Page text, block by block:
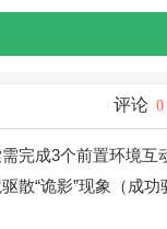
评论 0
完成3个前置环境
散“诡影”现象（成